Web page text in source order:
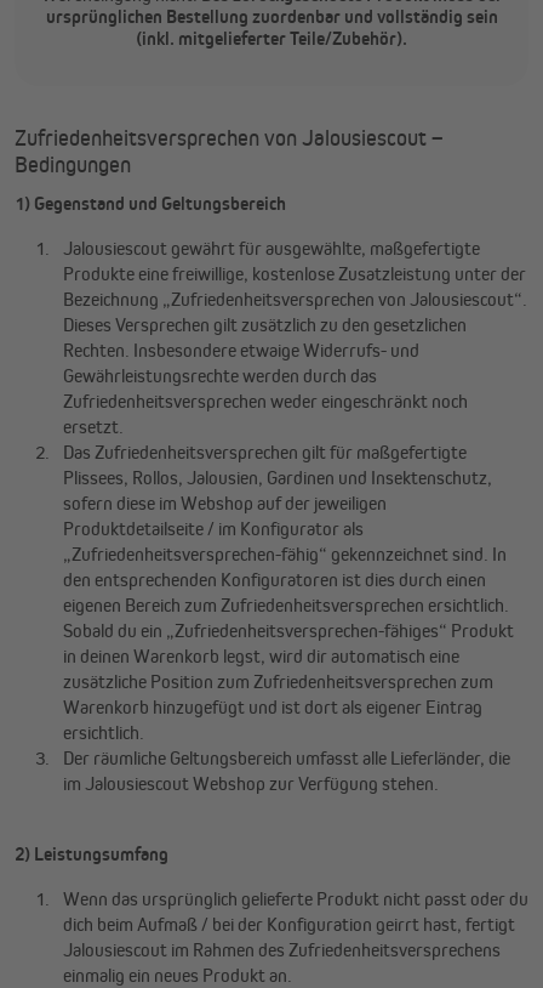
ursprünglichen Bestellung zuordenbar und vollständig sein
(inkl. mitgelieferter Teile/Zubehör).
Zufriedenheitsversprechen von Jalousiescout –
Bedingungen
1) Gegenstand und Geltungsbereich
Jalousiescout gewährt für ausgewählte, maßgefertigte
Produkte eine freiwillige, kostenlose Zusatzleistung unter der
Bezeichnung „Zufriedenheitsversprechen von Jalousiescout“.
Dieses Versprechen gilt zusätzlich zu den gesetzlichen
Rechten. Insbesondere etwaige Widerrufs- und
Gewährleistungsrechte werden durch das
Zufriedenheitsversprechen weder eingeschränkt noch
ersetzt.
Das Zufriedenheitsversprechen gilt für maßgefertigte
Plissees, Rollos, Jalousien, Gardinen und Insektenschutz,
sofern diese im Webshop auf der jeweiligen
Produktdetailseite / im Konfigurator als
„Zufriedenheitsversprechen-fähig“ gekennzeichnet sind. In
den entsprechenden Konfiguratoren ist dies durch einen
eigenen Bereich zum Zufriedenheitsversprechen ersichtlich.
Sobald du ein „Zufriedenheitsversprechen-fähiges“ Produkt
in deinen Warenkorb legst, wird dir automatisch eine
zusätzliche Position zum Zufriedenheitsversprechen zum
Warenkorb hinzugefügt und ist dort als eigener Eintrag
ersichtlich.
Der räumliche Geltungsbereich umfasst alle Lieferländer, die
im Jalousiescout Webshop zur Verfügung stehen.
2) Leistungsumfang
Wenn das ursprünglich gelieferte Produkt nicht passt oder du
dich beim Aufmaß / bei der Konfiguration geirrt hast, fertigt
Jalousiescout im Rahmen des Zufriedenheitsversprechens
einmalig ein neues Produkt an.